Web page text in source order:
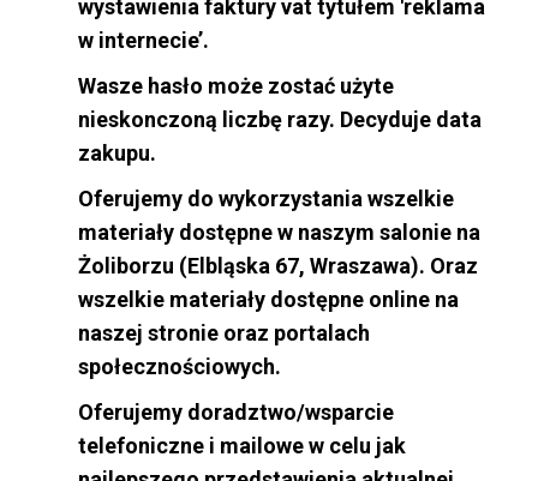
wystawienia faktury vat tytułem 'reklama
w internecie’.
Wasze hasło może zostać użyte
nieskonczoną liczbę razy. Decyduje data
zakupu.
Oferujemy do wykorzystania wszelkie
materiały dostępne w naszym salonie na
Żoliborzu (Elbląska 67, Wraszawa). Oraz
wszelkie materiały dostępne online na
naszej stronie oraz portalach
społecznościowych.
Oferujemy doradztwo/wsparcie
telefoniczne i mailowe w celu jak